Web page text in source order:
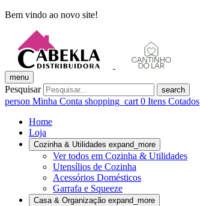
Bem vindo ao novo site!
menu
Pesquisar search
person Minha Conta shopping_cart 0 Itens Cotados
Home
Loja
Cozinha & Utilidades expand_more
Ver todos em Cozinha & Utilidades
Utensílios de Cozinha
Acessórios Domésticos
Garrafa e Squeeze
Casa & Organização expand_more